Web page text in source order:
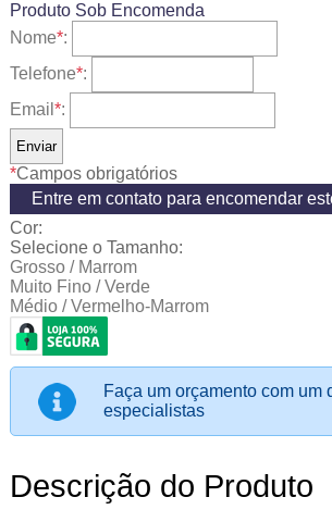
Produto Sob Encomenda
Nome*:
Telefone*:
Email *:
*Campos obrigatórios
Entre em contato para encomendar
Cor:
Selecione o Tamanho:
Grosso / Marrom
Muito Fino / Verde
Médio / Vermelho-Marrom
Faça um orçamento com um
especialistas
Descrição do Produto